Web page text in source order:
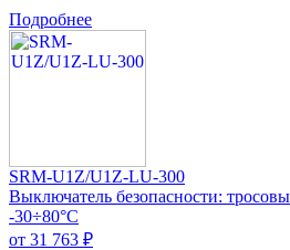
Подробнее
SRM-U1Z/U1Z-LU-300
Выключатель безопасности:
-30÷80°C
от 31 763 ₽